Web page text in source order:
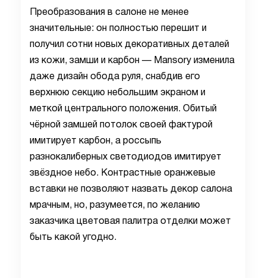
Преобразования в салоне не менее
значительные: он полностью перешит и
получил сотни новых декоративных деталей
из кожи, замши и карбон — Mansory изменила
даже дизайн обода руля, снабдив его
верхнюю секцию небольшим экраном и
меткой центрального положения. Обитый
чёрной замшей потолок своей фактурой
имитирует карбон, а россыпь
разнокалиберных светодиодов имитирует
звёздное небо. Контрастные оранжевые
вставки не позволяют назвать декор салона
мрачным, но, разумеется, по желанию
заказчика цветовая палитра отделки может
быть какой угодно.